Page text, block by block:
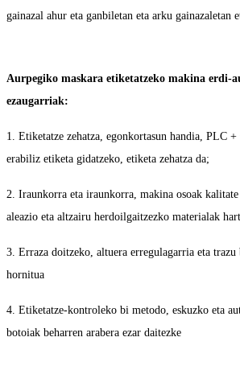
gainazal ahur eta ganbiletan eta arku gainazaletan
Aurpegiko maskara etiketatzeko makina erdi-
ezaugarriak:
1. Etiketatze zehatza, egonkortasun handia, PLC
erabiliz etiketa gidatzeko, etiketa zehatza da;
2. Iraunkorra eta iraunkorra, makina osoak
aleazio eta altzairu herdoilgaitzezko materialak
3. Erraza doitzeko, altuera erregulagarria eta
hornitua
4. Etiketatze-kontroleko bi metodo, eskuzko eta
botoiak beharren arabera ezar daitezke